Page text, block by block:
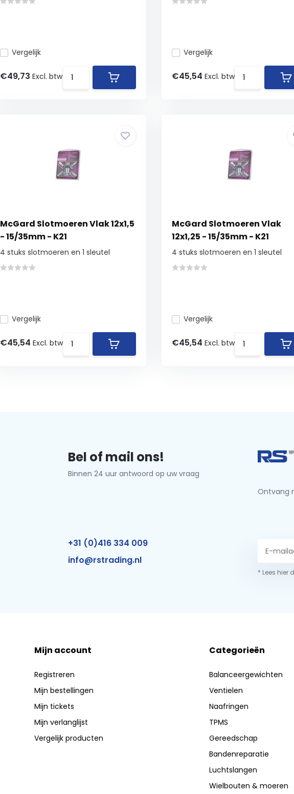
Vergelijk
€49,73 Excl. btw
Vergelijk
€45,54 Excl. btw
McGard Slotmoeren Vlak 12x1,5
- 15/35mm - K21
4 stuks slotmoeren en 1 sleutel
Vergelijk
€45,54 Excl. btw
McGard Slotmoeren Vlak
12x1,25 - 15/35mm - K21
4 stuks slotmoeren en 1 sleutel
Vergelijk
€45,54 Excl. btw
Bel of mail ons!
Binnen 24 uur antwoord op uw vraag
+31 (0)416 334 009
info@rstrading.nl
Ontvang
* Lees hier
Mijn account
Registreren
Mijn bestellingen
Mijn tickets
Mijn verlanglijst
Vergelijk producten
Categorieën
Balanceergewichten
Ventielen
Naafringen
TPMS
Gereedschap
Bandenreparatie
Luchtslangen
Wielbouten & moeren